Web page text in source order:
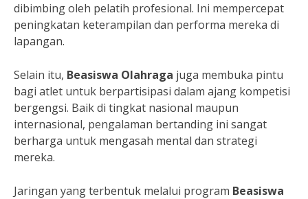
dibimbing oleh pelatih profesional. Ini mempercepat
peningkatan keterampilan dan performa mereka di
lapangan.
Selain itu, Beasiswa Olahraga juga membuka pintu
bagi atlet untuk berpartisipasi dalam ajang kompetisi
bergengsi. Baik di tingkat nasional maupun
internasional, pengalaman bertanding ini sangat
berharga untuk mengasah mental dan strategi
mereka.
Jaringan yang terbentuk melalui program Beasiswa